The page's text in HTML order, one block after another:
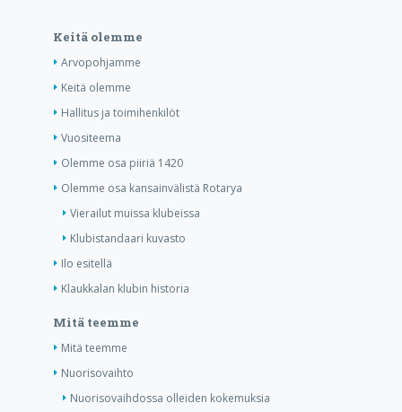
Keitä olemme
Arvopohjamme
Keitä olemme
Hallitus ja toimihenkilöt
Vuositeema
Olemme osa piiriä 1420
Olemme osa kansainvälistä Rotarya
Vierailut muissa klubeissa
Klubistandaari kuvasto
Ilo esitellä
Klaukkalan klubin historia
Mitä teemme
Mitä teemme
Nuorisovaihto
Nuorisovaihdossa olleiden kokemuksia